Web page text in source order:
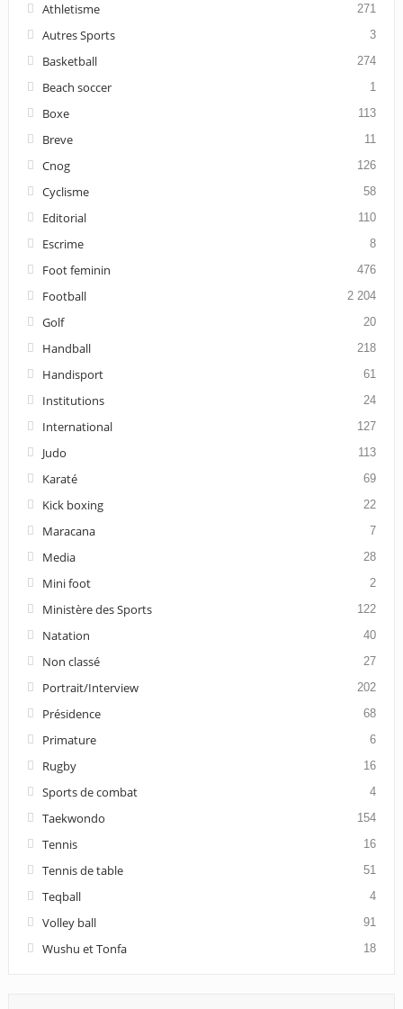
Athletisme 271
Autres Sports 3
Basketball 274
Beach soccer 1
Boxe 113
Breve 11
Cnog 126
Cyclisme 58
Editorial 110
Escrime 8
Foot feminin 476
Football 2 204
Golf 20
Handball 218
Handisport 61
Institutions 24
International 127
Judo 113
Karaté 69
Kick boxing 22
Maracana 7
Media 28
Mini foot 2
Ministère des Sports 122
Natation 40
Non classé 27
Portrait/Interview 202
Présidence 68
Primature 6
Rugby 16
Sports de combat 4
Taekwondo 154
Tennis 16
Tennis de table 51
Teqball 4
Volley ball 91
Wushu et Tonfa 18